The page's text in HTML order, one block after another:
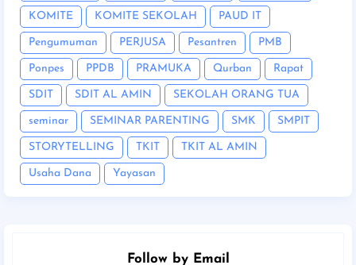
KOMITE KOMITE SEKOLAH PAUD IT
Pengumuman PERJUSA Pesantren PMB
Ponpes PPDB PRAMUKA Qurban Rapat
SDIT SDIT AL AMIN SEKOLAH ORANG TUA
seminar SEMINAR PARENTING SMK SMPIT
STORYTELLING TKIT TKIT AL AMIN
Usaha Dana Yayasan
Follow by Email